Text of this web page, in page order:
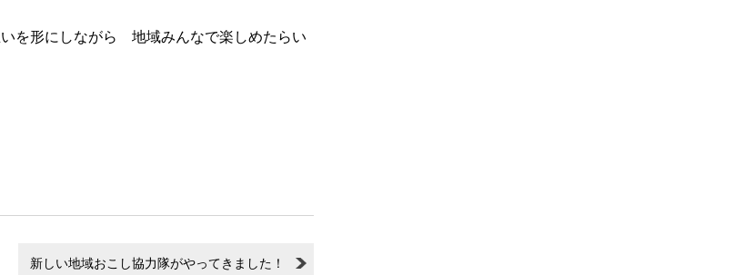
を形にしながら 地域みんなで楽しめたらい
新しい地域おこし協力隊がやってきました！